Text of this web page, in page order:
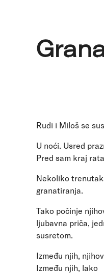
Rudi i Miloš se
U noći. Usred
Pred sam kraj rata.
Nekoliko
granatiranja.
Tako počinje
ljubavna priča,
susretom.
Između njih,
Između njih, lako